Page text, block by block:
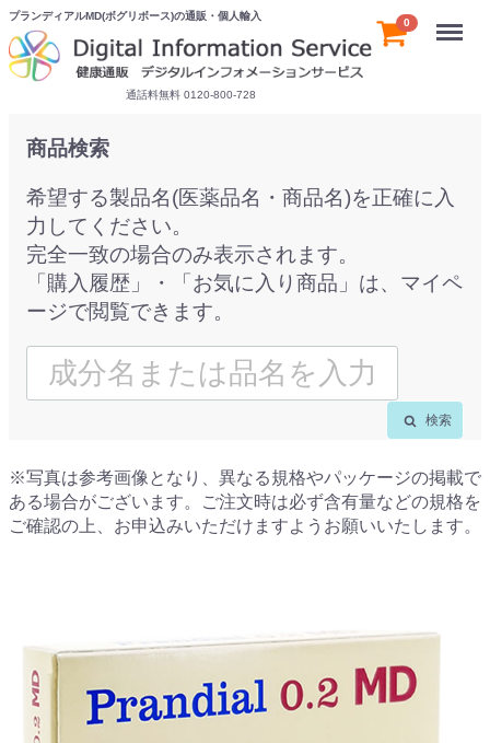
プランディアルMD(ボグリボース)の通販・個人輸入
通話料無料 0120-800-728
0 Menu
商品検索
希望する製品名(医薬品名・商品名)を正確に入
力してください。
完全一致の場合のみ表示されます。
「購入履歴」・「お気に入り商品」は、マイペ
ージで閲覧できます。
検索
※写真は参考画像となり、異なる規格やパッケージの掲載で
ある場合がございます。ご注文時は必ず含有量などの規格を
ご確認の上、お申込みいただけますようお願いいたします。